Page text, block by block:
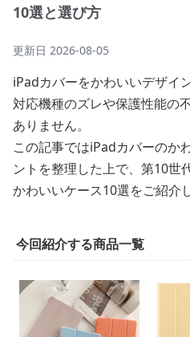
10選と選び方
更新日 2026-08-05
iPadカバーをかわいいデザイ
対応機種のズレや保護性能の
ありません。
この記事ではiPadカバーのか
ントを整理した上で、第10世
かわいいケース10選をご紹介
今回紹介する商品一覧